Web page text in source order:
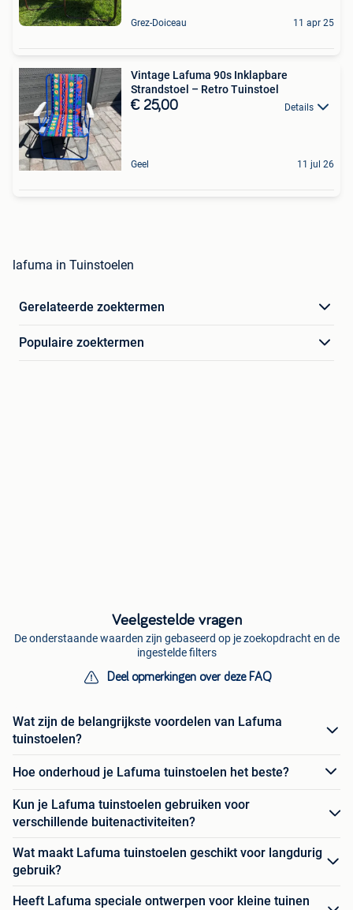
Grez-Doiceau 11 apr 25
Vintage Lafuma 90s Inklapbare
Strandstoel – Retro Tuinstoel
€ 25,00 Details
Geel 11 jul 26
lafuma in Tuinstoelen
Gerelateerde zoektermen
Populaire zoektermen
Veelgestelde vragen
De onderstaande waarden zijn gebaseerd op je zoekopdracht en de
ingestelde filters
Deel opmerkingen over deze FAQ
Wat zijn de belangrijkste voordelen van Lafuma
tuinstoelen?
Hoe onderhoud je Lafuma tuinstoelen het beste?
Kun je Lafuma tuinstoelen gebruiken voor
verschillende buitenactiviteiten?
Wat maakt Lafuma tuinstoelen geschikt voor langdurig
gebruik?
Heeft Lafuma speciale ontwerpen voor kleine tuinen